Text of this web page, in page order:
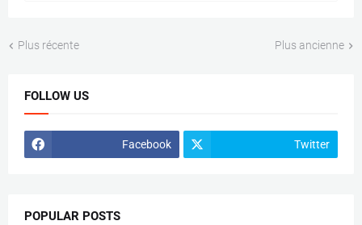
Plus récente Plus ancienne
FOLLOW US
Facebook Twitter
POPULAR POSTS